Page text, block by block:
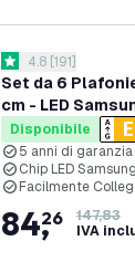
Set da 6
cm - LED
130 lm/W -
garanzia 5 anni
apri il
4.8 stelle di
4.8 [191]
Disponibile
5 anni di garanzia
Chip LED Samsung
Facilmente
84,
26
147,83
IVA